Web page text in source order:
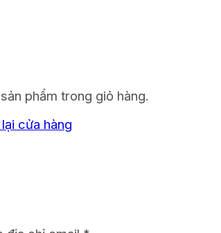
phẩm trong giỏ hàng.
cửa hàng